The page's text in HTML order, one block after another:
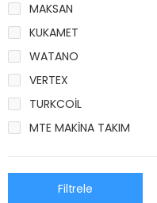
MAKSAN
KUKAMET
WATANO
VERTEX
TURKCOİL
MTE MAKİNA TAKIM
Filtrele